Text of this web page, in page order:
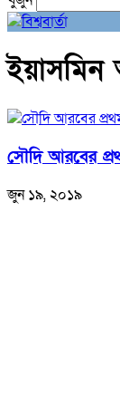
ইয়াসমিন
সৌদি আরবের
জুন ১৯, ২০১৯